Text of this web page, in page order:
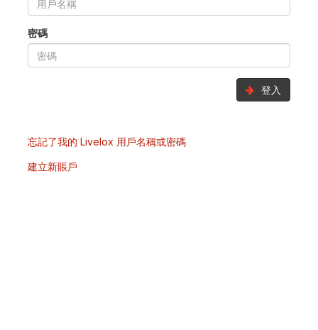
密碼
登入
忘記了我的 Livelox 用戶名稱或密碼
建立新賬戶